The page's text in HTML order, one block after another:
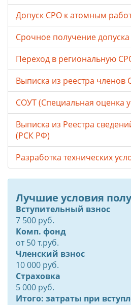
Допуск СРО к атомным
Срочное получение
Переход в региональную
Выписка из реестра членов
СОУТ (Специальная оценка
Выписка из Реестра
(РСК РФ)
Разработка технических
Лучшие условия
Вступительный взнос
7 500 руб.
Комп. фонд
от50т.руб.
Членский взнос
10 000 руб.
Страховка
5 000 руб.
Итого: затраты при